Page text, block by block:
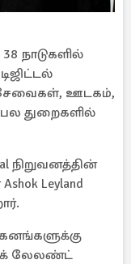
நாடுகளில்
சேவைகள், ஊடகம்,
பல துறைகளில்
நிறுவனத்தின்
Leyland
லேலண்ட்